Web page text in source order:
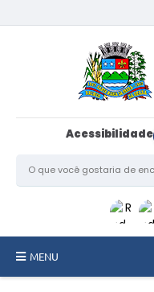
Acessibilidade
MENU